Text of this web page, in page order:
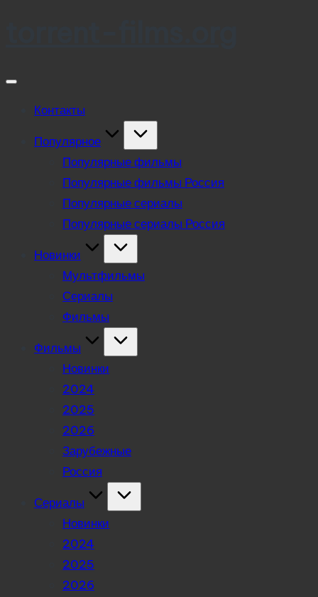
Контакты
Популярное
Популярные фильмы
Популярные фильмы Россия
Популярные сериалы
Популярные сериалы Россия
Новинки
Мультфильмы
Сериалы
Фильмы
Фильмы
Новинки
2024
2025
2026
Зарубежные
Россия
Сериалы
Новинки
2024
2025
2026